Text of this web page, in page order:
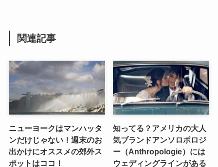
関連記事
ニューヨークはマンハッタ
ンだけじゃない！週末のお
出かけにオススメの郊外ス
ポットはココ！
知ってる？アメリカの大人
気ブランドアンソロポロジ
ー（Anthropologie）には
ウェディングラインがある